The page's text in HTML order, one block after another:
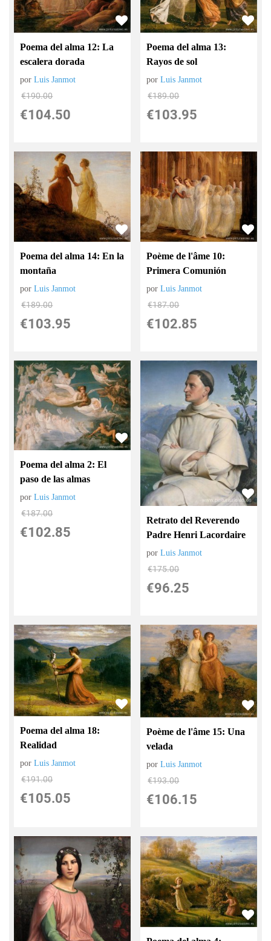
Poema del alma 12: La
escalera dorada
porLuis Janmot
€190.00
€104.50
Poema del alma 13:
Rayos de sol
porLuis Janmot
€189.00
€103.95
Poema del alma 14: En la
montaña
porLuis Janmot
€189.00
€103.95
Poème de l'âme 10:
Primera Comunión
porLuis Janmot
€187.00
€102.85
Poema del alma 2: El
paso de las almas
porLuis Janmot
€187.00
€102.85
Retrato del Reverendo
Padre Henri Lacordaire
porLuis Janmot
€175.00
€96.25
Poema del alma 18:
Realidad
porLuis Janmot
€191.00
€105.05
Poème de l'âme 15: Una
velada
porLuis Janmot
€193.00
€106.15